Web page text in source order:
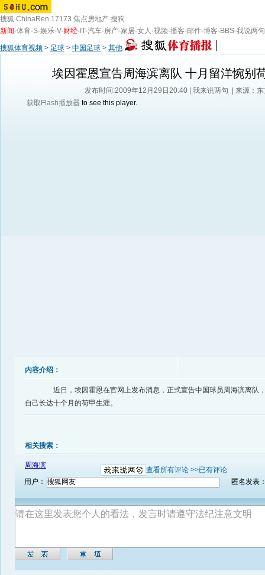
搜狐 ChinaRen 17173 焦点房地产 搜狗
新闻-体育-S-娱乐-V-财经- IT-汽车-房产-家居-女人-视频-播客-邮件-博客-BBS-我说两句
搜狐体育视频 > 足球 > 中国足球 > 其他
埃因霍恩宣告周海滨离队 十月留洋惋别
发布时间:2009年12月29日20:40 | 我来说两句
| 来源：
获取Flash播放器 to see this player.
内容介绍：
近日，埃因霍恩在官网上发布消息，正式宣告中国球员周海滨离队
自己长达十个月的荷甲生涯。
相关搜索：
周海滨
查看所有评论 >>已有评论
用户：
匿名发表